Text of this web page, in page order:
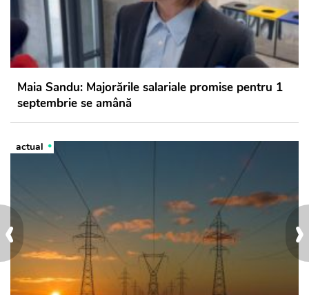
›
‹
Maia Sandu: Majorările salariale promise pentru 1
septembrie se amână
actual